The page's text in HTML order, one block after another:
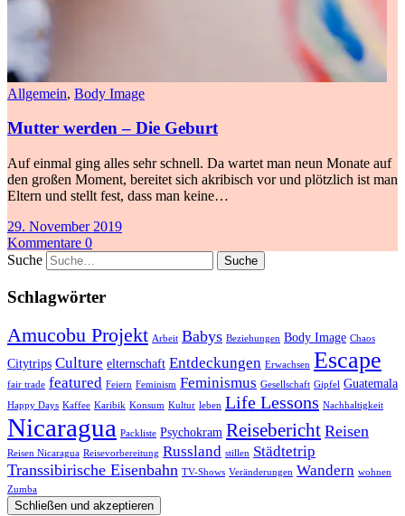
Allgemein, Body Image
Mutter werden – Die Geburt
Auf einmal ging alles sehr schnell. Da wartet man neun Monate auf
den großen Moment, bereitet sich akribisch vor und plötzlich ist man
Eltern und stellt fest, dass man keine…
29. November 2019
Kommentare 0
Suche
Schlagwörter
Amucobu Projekt Arbeit Babys Beziehungen Body Image Chaos
Citytrips Culture elternschaft Entdeckungen Erwachsen Escape
fair trade featured Feiern Feminism Feminismus Gesellschaft Gipfel Guatemala
Happy Days Kaffee Karibik Konsum Kultur leben Life Lessons Nachhaltigkeit
Nicaragua Packliste Psychokram Reisebericht Reisen
Reisen Nicaragua Reisevorbereitung Russland stillen Städtetrip
Transsibirische Eisenbahn TV-Shows Veränderungen Wandern wohnen
Zumba